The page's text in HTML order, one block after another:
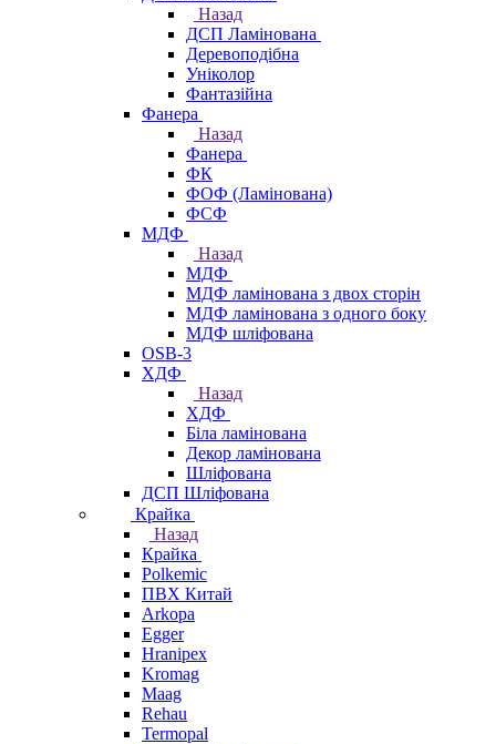
Назад
ДСП Ламінована
Деревоподібна
Уніколор
Фантазійна
Фанера
Назад
Фанера
ФК
ФОФ (Ламінована)
ФСФ
МДФ
Назад
МДФ
МДФ ламінована з двох сторін
МДФ ламінована з одного боку
МДФ шліфована
OSB-3
ХДФ
Назад
ХДФ
Біла ламінована
Декор ламінована
Шліфована
ДСП Шліфована
Крайка
Назад
Крайка
Polkemic
ПВХ Китай
Arkopa
Egger
Hranipex
Kromag
Maag
Rehau
Termopal